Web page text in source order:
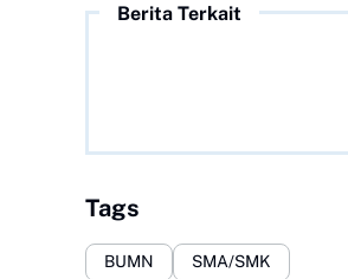
Berita Terkait
Tags
BUMN SMA/SMK